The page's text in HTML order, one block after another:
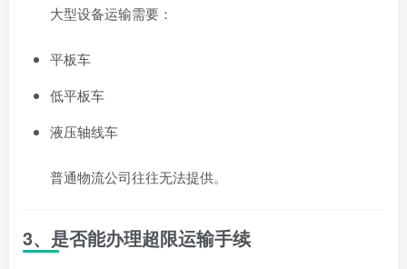
大型设备运输需要：
平板车
低平板车
液压轴线车
普通物流公司往往无法提供。
3、是否能办理超限运输手续